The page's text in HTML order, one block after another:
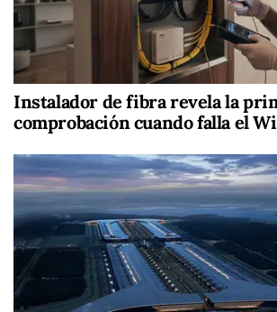
Instalador de fibra revela la
comprobación cuando falla el